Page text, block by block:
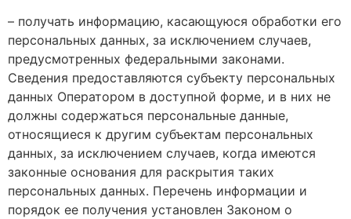
– получать информацию, касающуюся обработки его
персональных данных, за исключением случаев,
предусмотренных федеральными законами.
Сведения предоставляются субъекту персональных
данных Оператором в доступной форме, и в них не
должны содержаться персональные данные,
относящиеся к другим субъектам персональных
данных, за исключением случаев, когда имеются
законные основания для раскрытия таких
персональных данных. Перечень информации и
порядок ее получения установлен Законом о